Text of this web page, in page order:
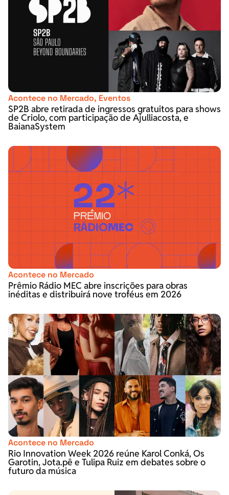
Acontece no Mercado, Eventos
SP2B abre retirada de ingressos gratuitos para shows
de Criolo, com participação de Ajulliacosta, e
BaianaSystem
Acontece no Mercado
Prêmio Rádio MEC abre inscrições para obras
inéditas e distribuirá nove troféus em 2026
Acontece no Mercado
Rio Innovation Week 2026 reúne Karol Conká, Os
Garotin, Jota.pê e Tulipa Ruiz em debates sobre o
futuro da música